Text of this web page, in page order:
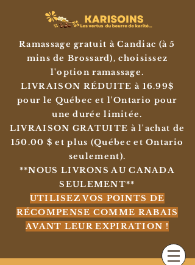
Ramassage gratuit à Candiac (à 5
mins de Brossard), choisissez
l'option ramassage.
LIVRAISON RÉDUITE à 16.99$
pour le Québec et l'Ontario pour
une durée limitée.
LIVRAISON GRATUITE à l'achat de
150.00 $ et plus (Québec et Ontario
seulement).
**NOUS LIVRONS AU CANADA
SEULEMENT**
UTILISEZ VOS POINTS DE
RÉCOMPENSE COMME RABAIS
AVANT LEUR EXPIRATION !